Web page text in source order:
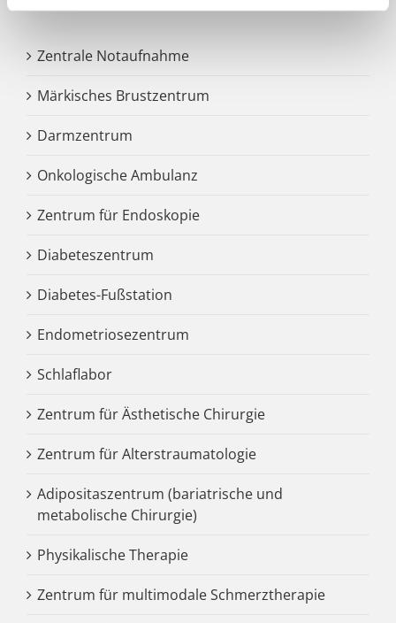
Zentrale Notaufnahme
Märkisches Brustzentrum
Darmzentrum
Onkologische Ambulanz
Zentrum für Endoskopie
Diabeteszentrum
Diabetes-Fußstation
Endometriosezentrum
Schlaflabor
Zentrum für Ästhetische Chirurgie
Zentrum für Alterstraumatologie
Adipositaszentrum (bariatrische und
metabolische Chirurgie)
Physikalische Therapie
Zentrum für multimodale Schmerztherapie